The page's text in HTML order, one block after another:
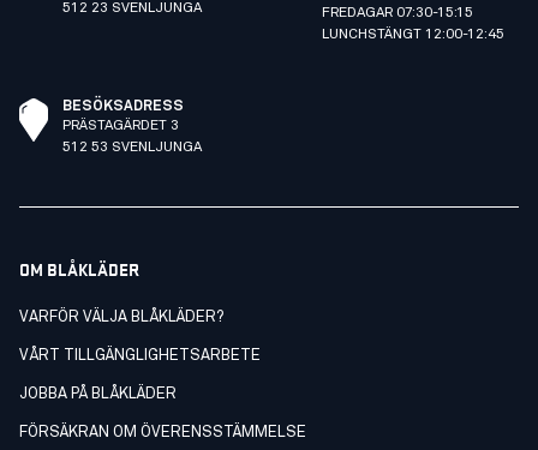
512 23 SVENLJUNGA
FREDAGAR 07:30-15:15
LUNCHSTÄNGT 12:00-12:45
BESÖKSADRESS
PRÄSTAGÄRDET 3
512 53 SVENLJUNGA
OM BLÅKLÄDER
VARFÖR VÄLJA BLÅKLÄDER?
VÅRT TILLGÄNGLIGHETSARBETE
JOBBA PÅ BLÅKLÄDER
FÖRSÄKRAN OM ÖVERENSSTÄMMELSE